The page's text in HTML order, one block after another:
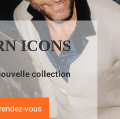
ICONS
collection
vous